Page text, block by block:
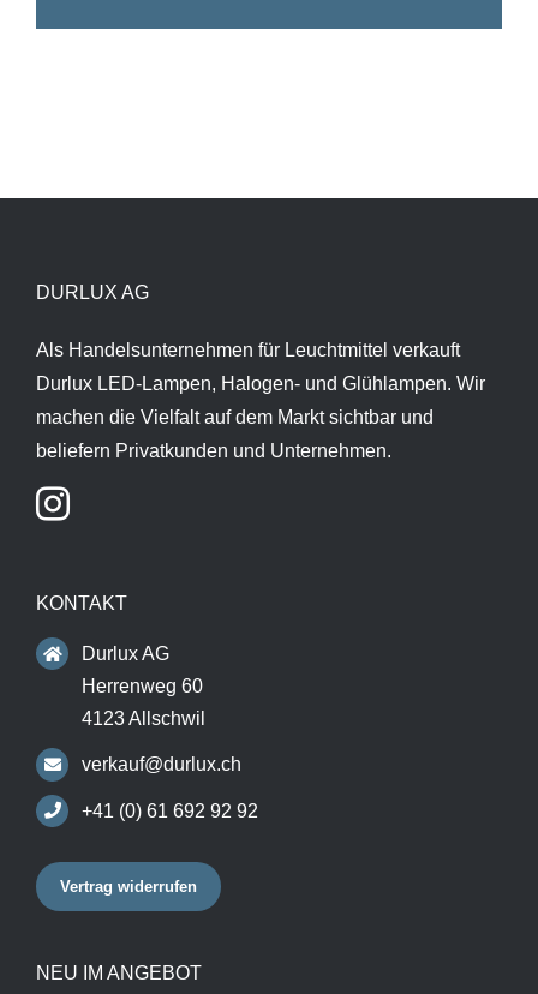
DURLUX AG
Als Handelsunternehmen für Leuchtmittel verkauft
Durlux LED-Lampen, Halogen- und Glühlampen. Wir
machen die Vielfalt auf dem Markt sichtbar und
beliefern Privatkunden und Unternehmen.
KONTAKT
Durlux AG
Herrenweg 60
4123 Allschwil
verkauf@durlux.ch
+41 (0) 61 692 92 92
Vertrag widerrufen
NEU IM ANGEBOT